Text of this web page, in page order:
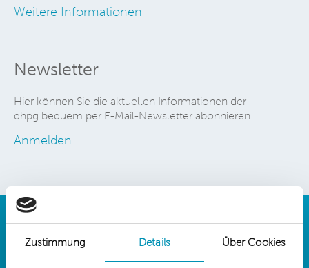
Zustimmung Details Über Cookies
Weitere Informationen
Newsletter
Hier können Sie die aktuellen Informationen der
dhpg bequem per E-Mail-Newsletter abonnieren.
Anmelden